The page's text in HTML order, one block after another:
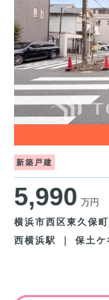
新築戸建
5,990 万円
横浜市西区東久保町
西横浜駅 ｜ 保土